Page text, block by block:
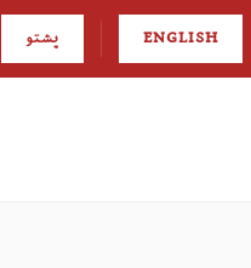
ENGLISH پشتو